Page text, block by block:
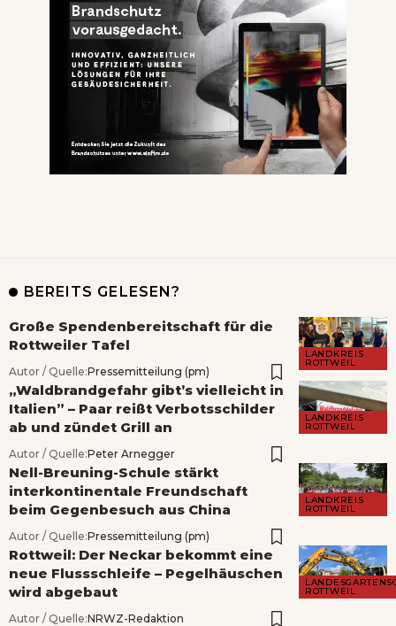
BEREITS GELESEN?
LANDKREIS
ROTTWEIL
Große Spendenbereitschaft für die
Rottweiler Tafel
Autor / Quelle:Pressemitteilung (pm)
LANDKREIS
ROTTWEIL
„Waldbrandgefahr gibt’s vielleicht in
Italien” – Paar reißt Verbotsschilder
ab und zündet Grill an
Autor / Quelle:Peter Arnegger
LANDKREIS
ROTTWEIL
Nell-Breuning-Schule stärkt
interkontinentale Freundschaft
beim Gegenbesuch aus China
Autor / Quelle:Pressemitteilung (pm)
ROTTWEIL
Rottweil: Der Neckar bekommt eine
neue Flussschleife – Pegelhäuschen
wird abgebaut
Autor / Quelle:NRWZ-Redaktion